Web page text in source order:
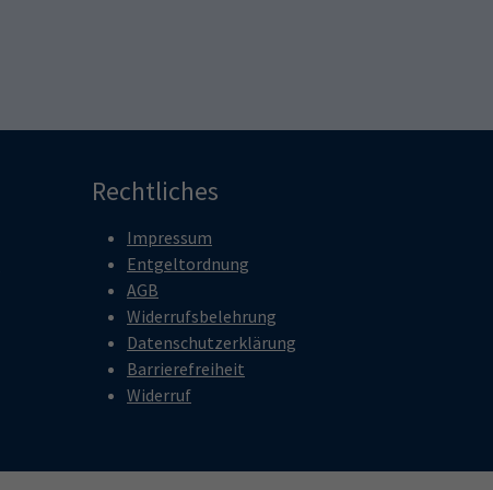
Rechtliches
Impressum
Entgeltordnung
AGB
Widerrufsbelehrung
Datenschutzerklärung
Barrierefreiheit
Widerruf